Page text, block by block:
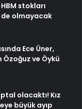
stokları
olmayacak
Ece Üner,
ve Öykü
olacaktı! Kız
büyük ayıp